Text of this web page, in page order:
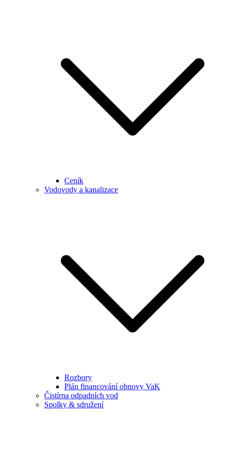
Ceník
Vodovody a kanalizace
Rozbory
Plán financování obnovy VaK
Čistírna odpadních vod
Spolky & sdružení